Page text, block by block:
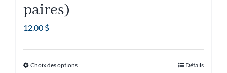
paires)
12.00 $
Choix des optionsCe
Détails